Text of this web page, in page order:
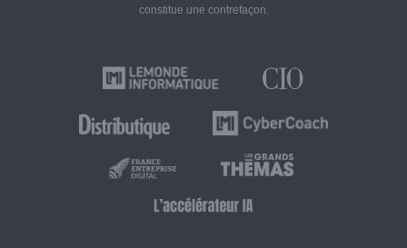
constitue une contrefaçon.